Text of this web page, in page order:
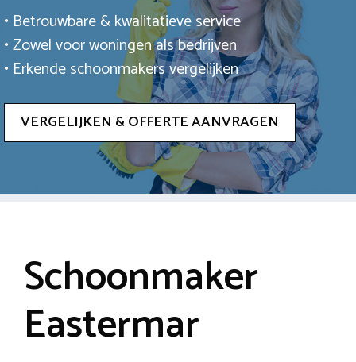
• Betrouwbare & kwalitatieve service
• Zowel voor woningen als bedrijven
• Erkende schoonmakers vergelijken
VERGELIJKEN & OFFERTE AANVRAGEN
Schoonmaker
Eastermar